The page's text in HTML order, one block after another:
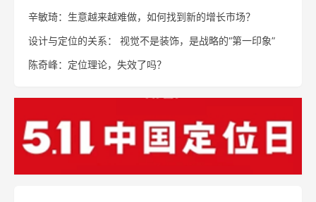
辛敏琦：生意越来越难做，如何找到新的增长市场？
设计与定位的关系： 视觉不是装饰，是战略的“第一印象”
陈奇峰：定位理论，失效了吗？